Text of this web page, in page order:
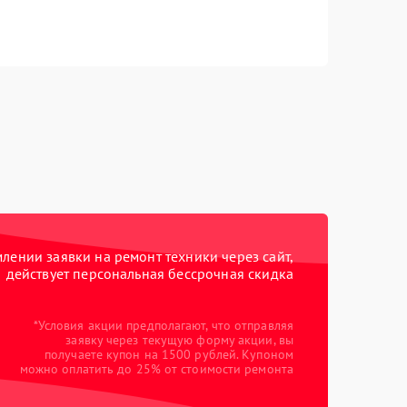
заявки на ремонт техники через сайт,
действует персональная бессрочная скидка
*Условия акции предполагают, что отправляя
заявку через текущую форму акции, вы
получаете купон на 1500 рублей. Купоном
можно оплатить до 25% от стоимости ремонта